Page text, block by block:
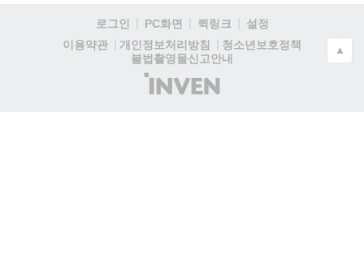
로그인 PC화면 퀵링크
설정
이용약관
개인정보처리방침
청소년보호정책
불법촬영물신고안내
(주)
인
▲